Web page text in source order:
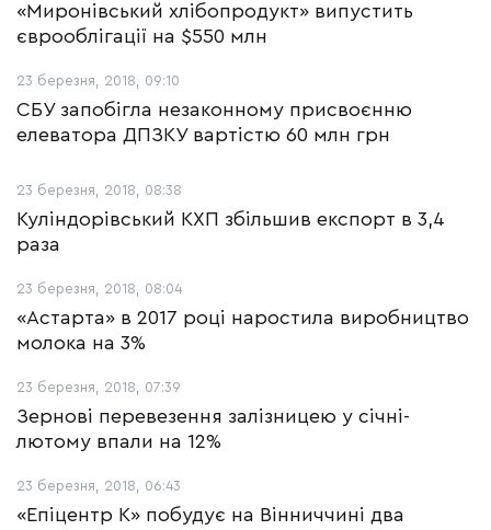
«Миронівський хлібопродукт» випустить
єврооблігації на $550 млн
23 березня, 2018, 09:10
СБУ запобігла незаконному присвоєнню
елеватора ДПЗКУ вартістю 60 млн грн
23 березня, 2018, 08:38
Куліндорівський КХП збільшив експорт в 3,4
раза
23 березня, 2018, 08:04
«Астарта» в 2017 році наростила виробництво
молока на 3%
23 березня, 2018, 07:39
Зернові перевезення залізницею у січні-
лютому впали на 12%
23 березня, 2018, 06:43
«Епіцентр К» побудує на Вінниччині два